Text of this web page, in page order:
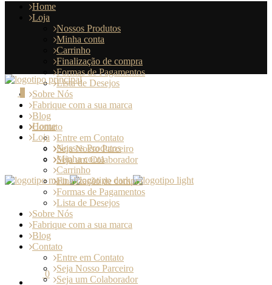
Home
Loja
Nossos Produtos
Minha conta
Carrinho
Finalização de compra
Formas de Pagamentos
Lista de Desejos
Sobre Nós
Fabrique com a sua marca
Blog
Contato
Entre em Contato
Seja Nosso Parceiro
Seja um Colaborador
0
Home
Loja
Nossos Produtos
Minha conta
Carrinho
Finalização de compra
Formas de Pagamentos
Lista de Desejos
Sobre Nós
Fabrique com a sua marca
Blog
Contato
Entre em Contato
Seja Nosso Parceiro
Seja um Colaborador